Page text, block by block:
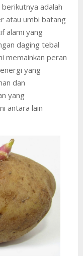
adalah
atau umbi batang
alami yang
daging tebal
memainkan peran
yang
dan
yang
antara lain